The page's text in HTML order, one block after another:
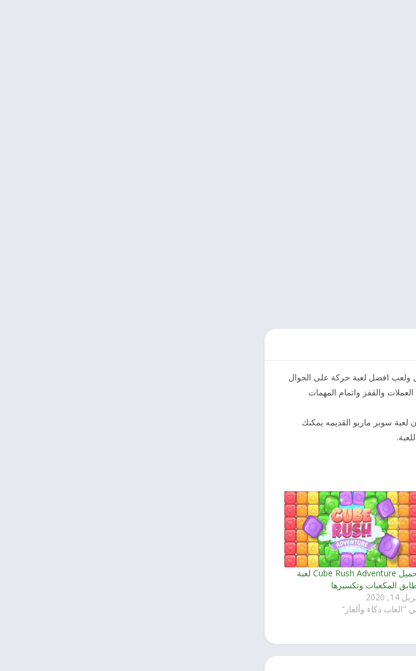
ولعب افضل لعبة حركة على الجوال
والقفز واتمام المهمات
لعبة سوبر ماريو القديمه يمكنك
تحميل Cube Rush Adventure لعبة
المكعبات وتكسيرها
14, 2020
"العاب ذكاء وألغاز"